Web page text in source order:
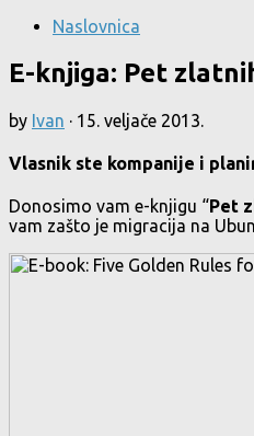
Naslovnica
E-knjiga: Pet
by Ivan · 15. veljače 2013.
Vlasnik ste kompanije i
Donosimo vam e-knjigu “Pet
vam zašto je migracija na